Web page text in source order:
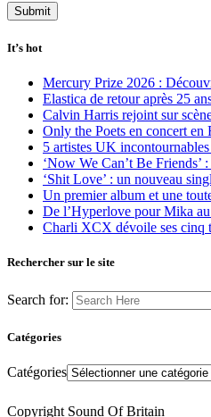
It’s hot
Mercury Prize 2026 :
Elastica de retour après 25
Calvin Harris rejoint sur
Only the Poets en concert en
5 artistes UK
‘Now We Can’t Be
‘Shit Love’ : un nouveau
Un premier album et une
De l’Hyperlove pour Mika
Charli XCX dévoile ses cinq
Rechercher sur le site
Search for:
Catégories
Catégories
Copyright Sound Of Britain